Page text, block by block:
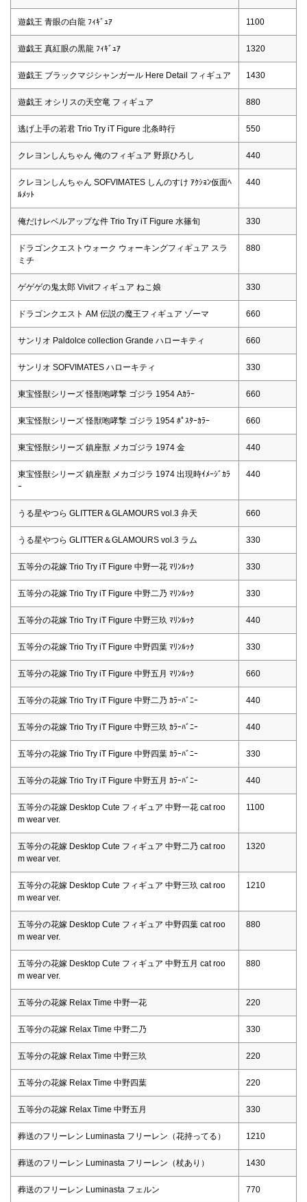
遊戯王 青眼の白龍 ﾌｨｷﾞｭｱ 1100
遊戯王 真紅眼の黒龍 ﾌｨｷﾞｭｱ 1320
遊戯王 ブラックマジシャンガール Here Detail フィギュア 1430
遊戯王 オシリスの天空竜 フィギュア 880
逃げ上手の若君 Trio Try iT Figure 北条時行 550
クレヨンしんちゃん 俺のフィギュア 野原ひろし 440
クレヨンしんちゃん SOFVIMATES しんのすけ ｱｸｼｮﾝ仮面ﾍ
ﾙﾒｯﾄ
440
俺だけレベルアップな件 Trio Try iT Figure 水篠旬 330
ドラゴンクエストウォーク ウォーキングフィギュア スラ
ミチ
880
ゲゲゲの鬼太郎 Vivitフィギュア ねこ娘 330
ドラゴンクエスト AM 伝説の魔王フィギュア ゾーマ 660
サンリオ Paldolce collection Grande ハローキティ 660
サンリオ SOFVIMATES ハローキティ 330
東宝怪獣シリーズ 怪獣咆哮撃 ゴジラ 1954 Aｶﾗｰ 660
東宝怪獣シリーズ 怪獣咆哮撃 ゴジラ 1954 ﾎﾟｽﾀｰｶﾗｰ 660
東宝怪獣シリーズ 鎮座獣 メカゴジラ 1974 金 440
東宝怪獣シリーズ 鎮座獣 メカゴジラ 1974 出現時ｲﾒｰｼﾞｶﾗ
ｰ
440
うる星やつら GLITTER＆GLAMOURS vol.3 弁天 660
うる星やつら GLITTER＆GLAMOURS vol.3 ラム 330
五等分の花嫁 Trio Try iT Figure 中野一花 ﾏﾘﾝﾙｯｸ 330
五等分の花嫁 Trio Try iT Figure 中野二乃 ﾏﾘﾝﾙｯｸ 330
五等分の花嫁 Trio Try iT Figure 中野三玖 ﾏﾘﾝﾙｯｸ 440
五等分の花嫁 Trio Try iT Figure 中野四葉 ﾏﾘﾝﾙｯｸ 330
五等分の花嫁 Trio Try iT Figure 中野五月 ﾏﾘﾝﾙｯｸ 660
五等分の花嫁 Trio Try iT Figure 中野二乃 ｶﾗｰﾊﾞﾆｰ 440
五等分の花嫁 Trio Try iT Figure 中野三玖 ｶﾗｰﾊﾞﾆｰ 440
五等分の花嫁 Trio Try iT Figure 中野四葉 ｶﾗｰﾊﾞﾆｰ 330
五等分の花嫁 Trio Try iT Figure 中野五月 ｶﾗｰﾊﾞﾆｰ 440
五等分の花嫁 Desktop Cute フィギュア 中野一花 cat roo
m wear ver.
1100
五等分の花嫁 Desktop Cute フィギュア 中野二乃 cat roo
m wear ver.
1320
五等分の花嫁 Desktop Cute フィギュア 中野三玖 cat roo
m wear ver.
1210
五等分の花嫁 Desktop Cute フィギュア 中野四葉 cat roo
m wear ver.
880
五等分の花嫁 Desktop Cute フィギュア 中野五月 cat roo
m wear ver.
880
五等分の花嫁 Relax Time 中野一花 220
五等分の花嫁 Relax Time 中野二乃 330
五等分の花嫁 Relax Time 中野三玖 220
五等分の花嫁 Relax Time 中野四葉 220
五等分の花嫁 Relax Time 中野五月 330
葬送のフリーレン Luminasta フリーレン（花持ってる） 1210
葬送のフリーレン Luminasta フリーレン（杖あり） 1430
葬送のフリーレン Luminasta フェルン 770